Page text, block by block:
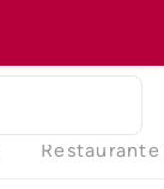
Restaurante